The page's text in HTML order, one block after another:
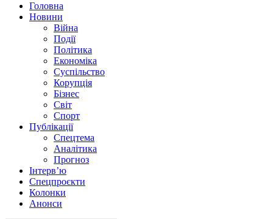
Головна
Новини
Війна
Події
Політика
Економіка
Суспільство
Корупція
Бізнес
Світ
Спорт
Публікації
Спецтема
Аналітика
Прогноз
Інтерв’ю
Спецпроєкти
Колонки
Анонси